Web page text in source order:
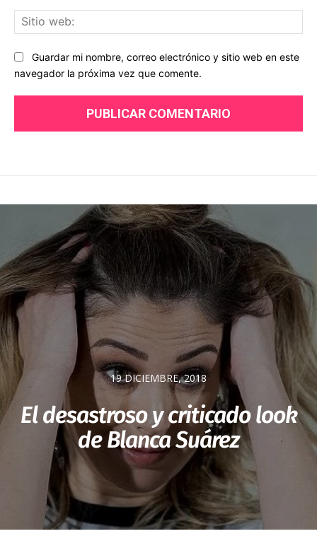
Guardar mi nombre, correo electrónico y sitio web en este
navegador la próxima vez que comente.